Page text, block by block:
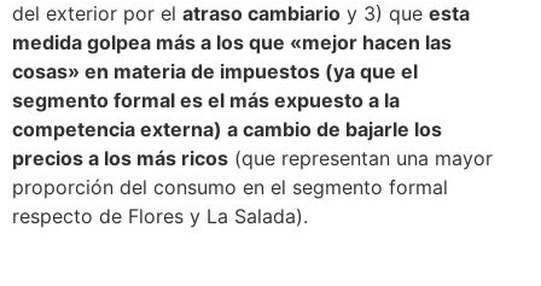
del exterior por el atraso cambiario y 3) que esta
medida golpea más a los que «mejor hacen las
cosas» en materia de impuestos (ya que el
segmento formal es el más expuesto a la
competencia externa) a cambio de bajarle los
precios a los más ricos (que representan una mayor
proporción del consumo en el segmento formal
respecto de Flores y La Salada).